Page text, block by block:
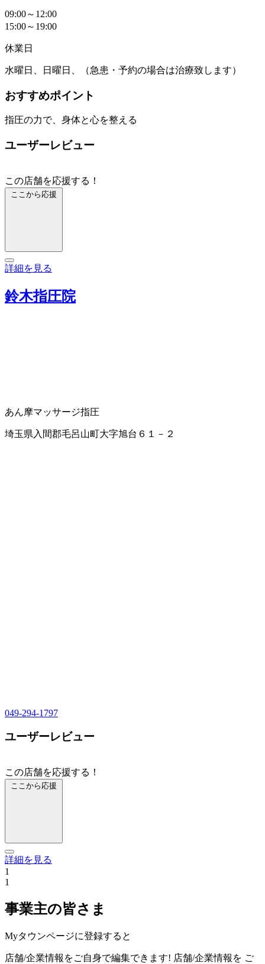
09:00～12:00
15:00～19:00
休業日
水曜日、日曜日、（急患・予約の場合は治療致します）
おすすめポイント
指圧の力で、身体と心を整える
ユーザーレビュー
この店舗を応援する！
ここから応援
詳細を見る
鈴木指圧院
あん摩マッサージ指圧
埼玉県入間郡毛呂山町大字旭台６１－２
049-294-1797
ユーザーレビュー
この店舗を応援する！
ここから応援
詳細を見る
1
1
事業主の皆さま
Myタウンページに登録すると
店舗/企業情報をご自身で編集できます! 店舗/企業情報を ご